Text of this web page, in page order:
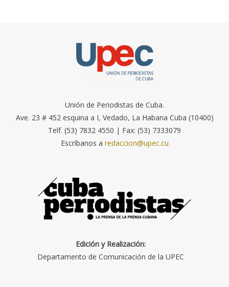
Unión de Periodistas de Cuba.
Ave. 23 # 452 esquina a I, Vedado, La Habana Cuba (10400)
Telf. (53) 7832 4550 | Fax: (53) 7333079
Escríbanos a redaccion@upec.cu
Edición y Realización:
Departamento de Comunicación de la UPEC